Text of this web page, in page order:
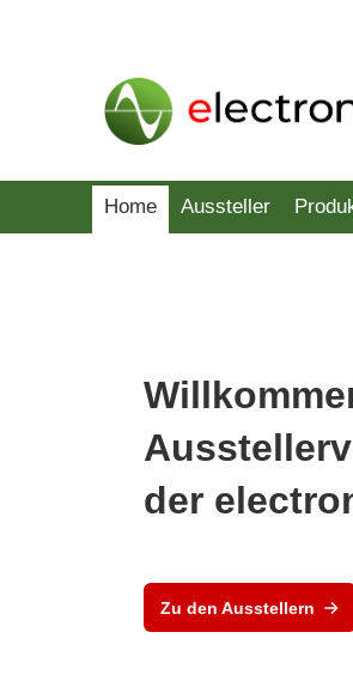
Home Aussteller
der
Zu den Ausstellern